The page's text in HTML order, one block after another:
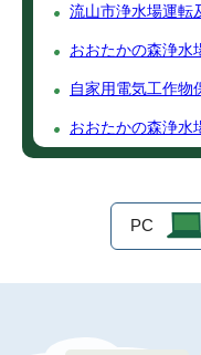
流山市浄水場運転
おおたかの森浄水
自家用電気工作物
おおたかの森浄水
PC